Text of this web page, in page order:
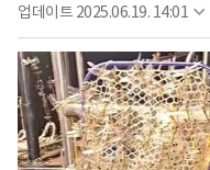
업데이트 2025.06.19. 14:01